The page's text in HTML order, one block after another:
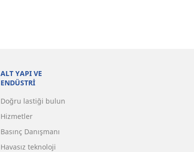
ALT YAPI VE
ENDÜSTRİ
Doğru lastiği bulun
Hizmetler
Basınç Danışmanı
Havasız teknoloji